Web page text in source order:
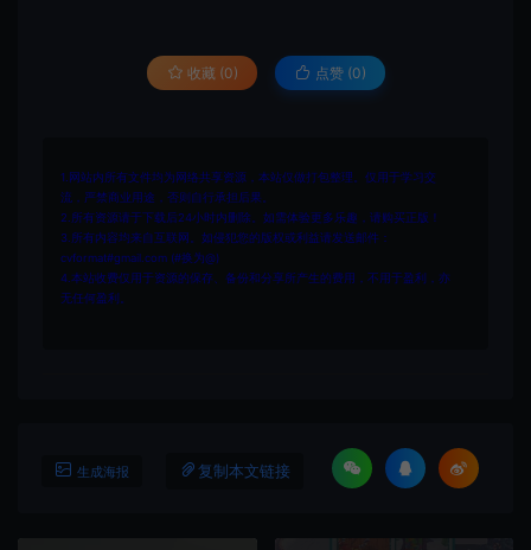
收藏 (0) 点赞 (0)
1.网站内所有文件均为网络共享资源，本站仅做打包整理。仅用于学习交
流，严禁商业用途，否则自行承担后果。
2.所有资源请于下载后24小时内删除。如需体验更多乐趣，请购买正版！
3.所有内容均来自互联网。如侵犯您的版权或利益请发送邮件：
cvformat#gmail.com (#换为@)
4.本站收费仅用于资源的保存、备份和分享所产生的费用，不用于盈利，亦
无任何盈利。
生成海报 复制本文链接